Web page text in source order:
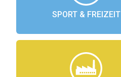
SPORT & FREIZEIT